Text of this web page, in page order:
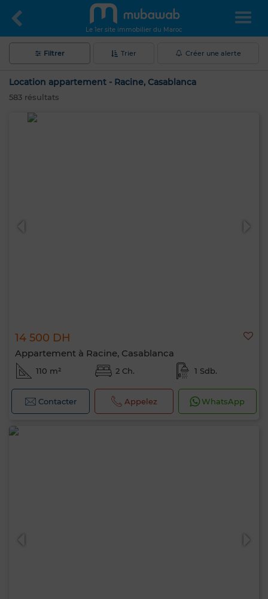
Le 1er site immobilier du Maroc
Filtrer Trier Créer une alerte
Location appartement - Racine, Casablanca
583 résultats
14 500 DH
Appartement à Racine, Casablanca
110 m² 2 Ch. 1 Sdb.
Contacter Appelez WhatsApp